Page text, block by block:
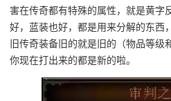
害在传奇都有特殊的属性，就是黄字
好，蓝装也好，都是用来分解的东西
旧传奇装备旧的就是旧的（物品等
你现在打出来的都是新的啦。